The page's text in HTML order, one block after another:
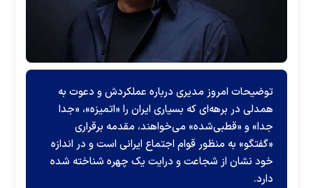
توضیحات امروز مدیری درباره عملکردش و دعوت به
همدلی در برهه‌ای که بسیاری ایران را «اتمیزه»، «جدا
جدا» و «قطبی‌شده» می‌خواهند، مقدمه برقراری
«گفتگو» به منظور قوام اجتماع ایرانی است و در اندازه
خود نشان از شجاعت و درایت یک چهره شناخته شده
دارد.